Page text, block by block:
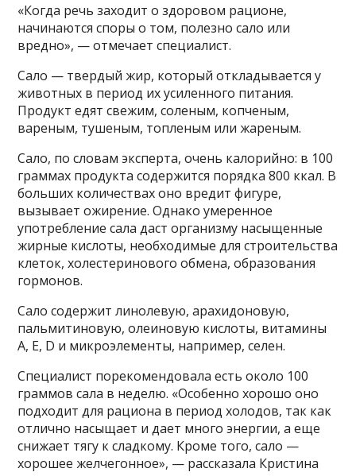
«Когда речь заходит о здоровом рационе,
начинаются споры о том, полезно сало или
вредно», — отмечает специалист.
Сало — твердый жир, который откладывается у
животных в период их усиленного питания.
Продукт едят свежим, соленым, копченым,
вареным, тушеным, топленым или жареным.
Сало, по словам эксперта, очень калорийно: в 100
граммах продукта содержится порядка 800 ккал. В
больших количествах оно вредит фигуре,
вызывает ожирение. Однако умеренное
употребление сала даст организму насыщенные
жирные кислоты, необходимые для строительства
клеток, холестеринового обмена, образования
гормонов.
Сало содержит линолевую, арахидоновую,
пальмитиновую, олеиновую кислоты, витамины
А, Е, D и микроэлементы, например, селен.
Специалист порекомендовала есть около 100
граммов сала в неделю. «Особенно хорошо оно
подходит для рациона в период холодов, так как
отлично насыщает и дает много энергии, а еще
снижает тягу к сладкому. Кроме того, сало —
хорошее желчегонное», — рассказала Кристина